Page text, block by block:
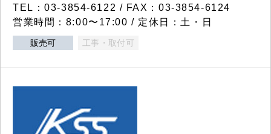
TEL：03-3854-6122 / FAX：03-3854-6124
営業時間：8:00〜17:00 / 定休日：土・日
販売可 工事・取付可